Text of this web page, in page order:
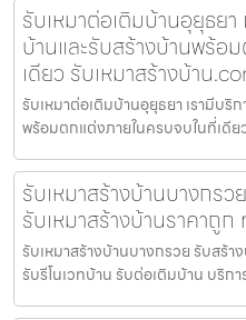
รับเหมาต่อเติมบ้านอุยุธยา
บ้านและรับสร้างบ้านพร้อ
เดียว รับเหมาสร้างบ้าน
รับเหมาต่อเติมบ้านอุยุธยา เรามีบริ
พร้อมตกแต่งภายในครบจบในที่เดีย
รับเหมาสร้างบ้านบางกร
รับเหมาสร้างบ้านราคาถูก
รับเหมาสร้างบ้านบางกรวย รับสร้า
รับรีโนเวทบ้าน รับต่อเติมบ้าน บริก